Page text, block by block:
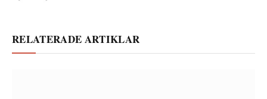
RELATERADE ARTIKLAR